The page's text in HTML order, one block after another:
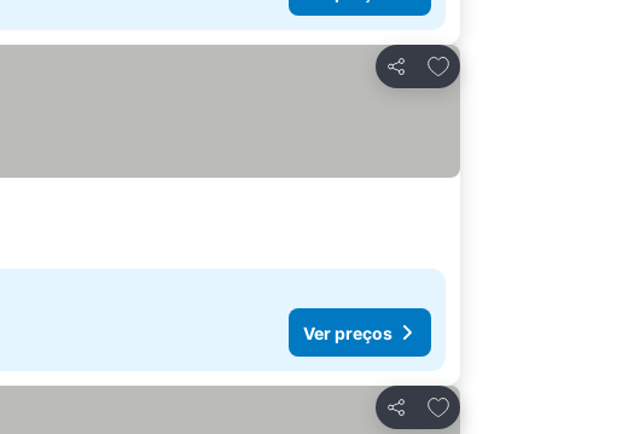
Partilhar
Adicionar aos favoritos
Ver preços
Partilhar
Adicionar aos favoritos